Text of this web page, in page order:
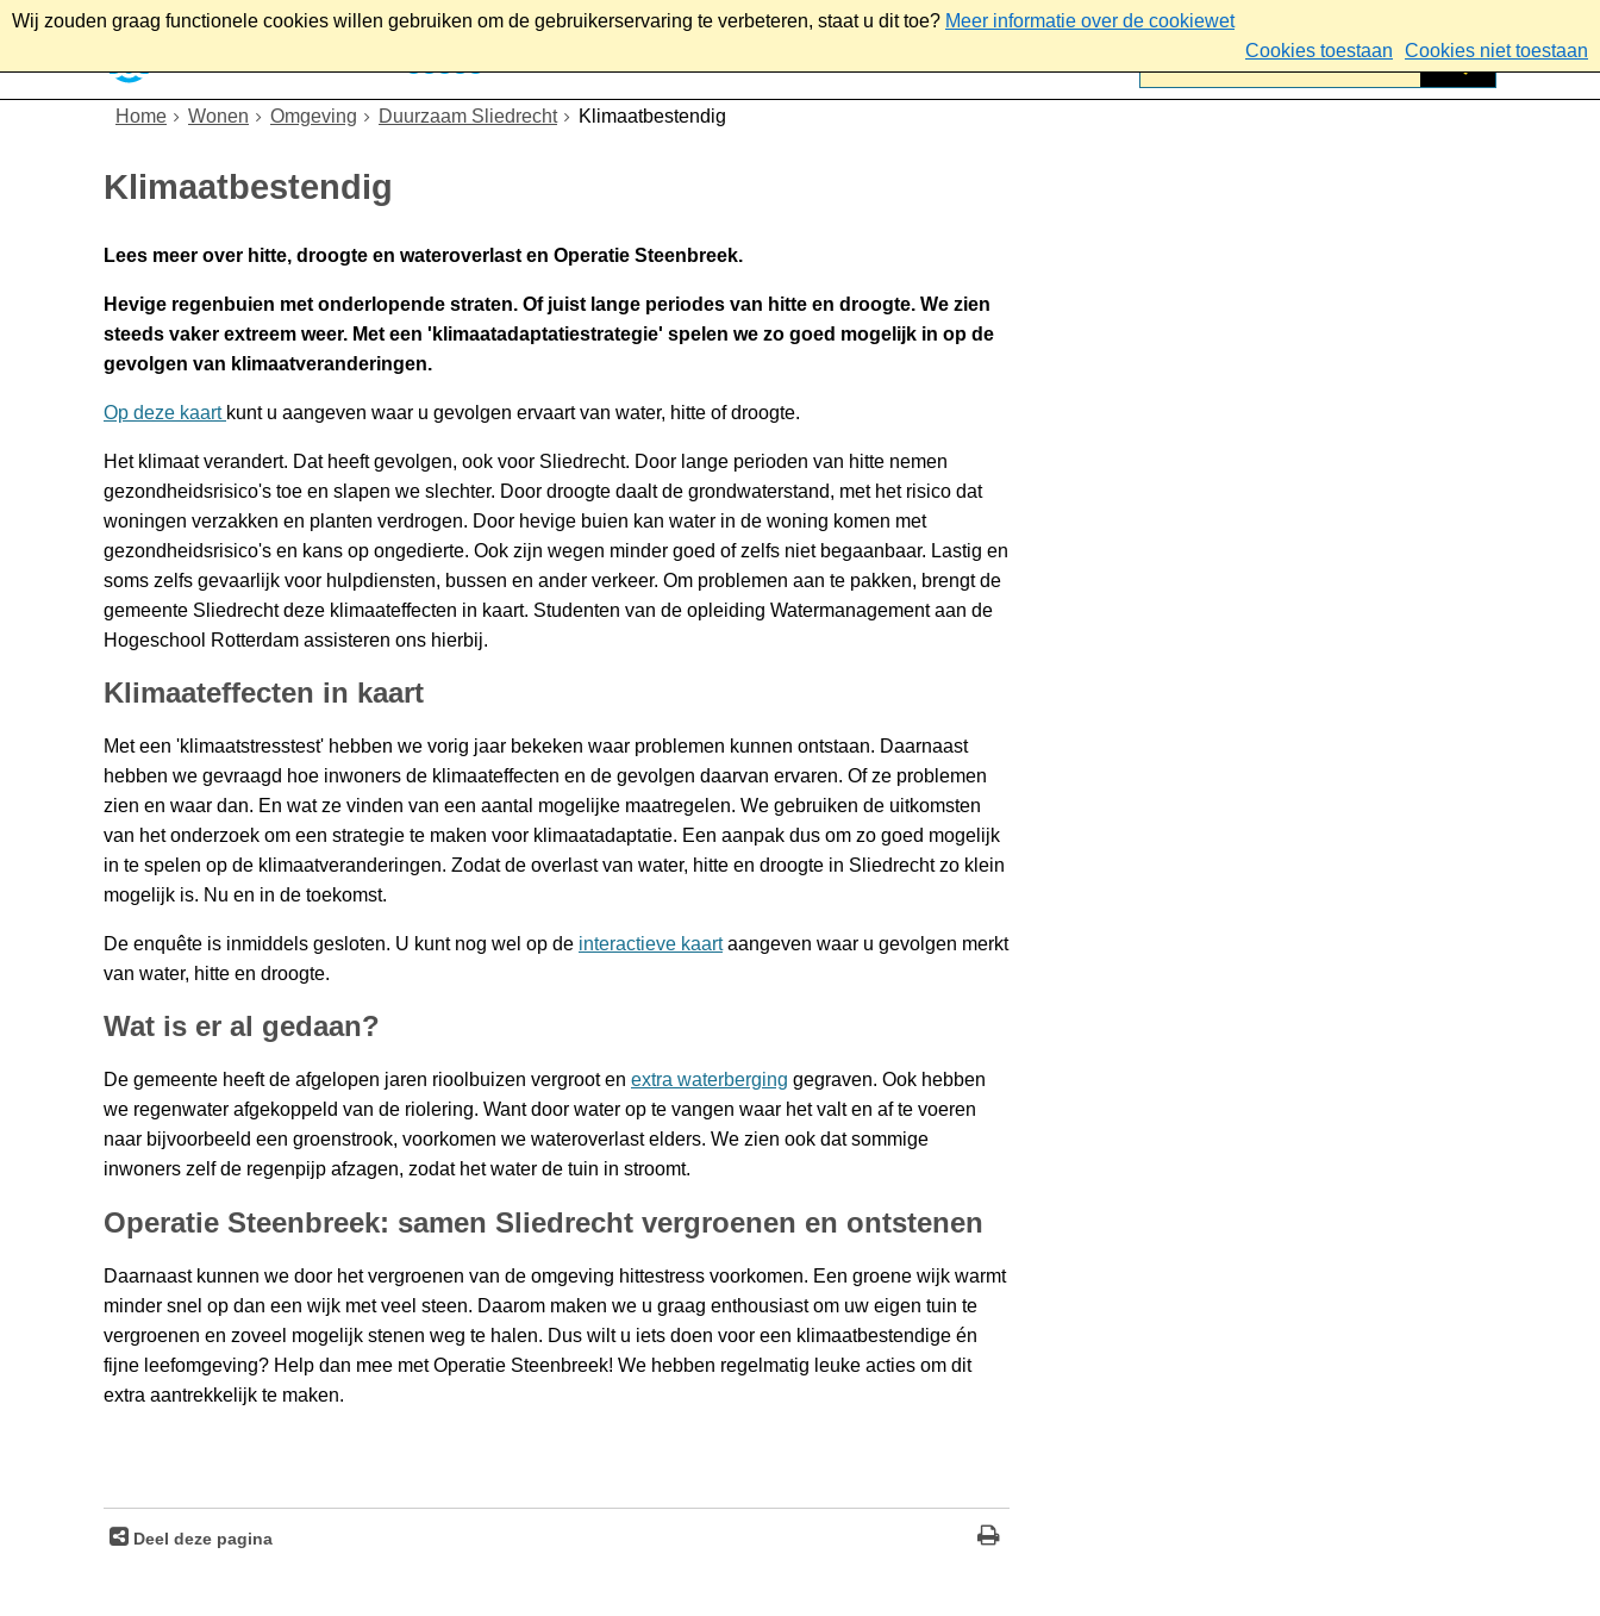
Wij zouden graag functionele cookies willen gebruiken om de gebruikerservaring te verbeteren, staat u dit toe? Meer informatie over de cookiewet
Cookies toestaan
Cookies niet toestaan
Home Wonen Omgeving Duurzaam Sliedrecht Klimaatbestendig
Klimaatbestendig
Lees meer over hitte, droogte en wateroverlast en Operatie Steenbreek.
Hevige regenbuien met onderlopende straten. Of juist lange periodes van hitte en droogte. We zien
steeds vaker extreem weer. Met een 'klimaatadaptatiestrategie' spelen we zo goed mogelijk in op de
gevolgen van klimaatveranderingen.
Op deze kaart kunt u aangeven waar u gevolgen ervaart van water, hitte of droogte.
Het klimaat verandert. Dat heeft gevolgen, ook voor Sliedrecht. Door lange perioden van hitte nemen
gezondheidsrisico's toe en slapen we slechter. Door droogte daalt de grondwaterstand, met het risico dat
woningen verzakken en planten verdrogen. Door hevige buien kan water in de woning komen met
gezondheidsrisico's en kans op ongedierte. Ook zijn wegen minder goed of zelfs niet begaanbaar. Lastig en
soms zelfs gevaarlijk voor hulpdiensten, bussen en ander verkeer. Om problemen aan te pakken, brengt de
gemeente Sliedrecht deze klimaateffecten in kaart. Studenten van de opleiding Watermanagement aan de
Hogeschool Rotterdam assisteren ons hierbij.
Klimaateffecten in kaart
Met een 'klimaatstresstest' hebben we vorig jaar bekeken waar problemen kunnen ontstaan. Daarnaast
hebben we gevraagd hoe inwoners de klimaateffecten en de gevolgen daarvan ervaren. Of ze problemen
zien en waar dan. En wat ze vinden van een aantal mogelijke maatregelen. We gebruiken de uitkomsten
van het onderzoek om een strategie te maken voor klimaatadaptatie. Een aanpak dus om zo goed mogelijk
in te spelen op de klimaatveranderingen. Zodat de overlast van water, hitte en droogte in Sliedrecht zo klein
mogelijk is. Nu en in de toekomst.
De enquête is inmiddels gesloten. U kunt nog wel op de interactieve kaartaangeven waar u gevolgen merkt
van water, hitte en droogte.
Wat is er al gedaan?
De gemeente heeft de afgelopen jaren rioolbuizen vergroot en extra waterberging gegraven. Ook hebben
we regenwater afgekoppeld van de riolering. Want door water op te vangen waar het valt en af te voeren
naar bijvoorbeeld een groenstrook, voorkomen we wateroverlast elders. We zien ook dat sommige
inwoners zelf de regenpijp afzagen, zodat het water de tuin in stroomt.
Operatie Steenbreek: samen Sliedrecht vergroenen en ontstenen
Daarnaast kunnen we door het vergroenen van de omgeving hittestress voorkomen. Een groene wijk warmt
minder snel op dan een wijk met veel steen. Daarom maken we u graag enthousiast om uw eigen tuin te
vergroenen en zoveel mogelijk stenen weg te halen. Dus wilt u iets doen voor een klimaatbestendige én
fijne leefomgeving? Help dan mee met Operatie Steenbreek! We hebben regelmatig leuke acties om dit
extra aantrekkelijk te maken.
Deel deze pagina